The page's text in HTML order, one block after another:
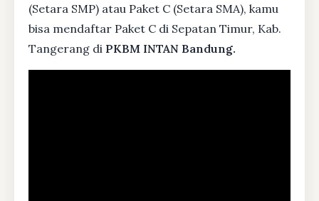
(Setara SMP) atau Paket C (Setara SMA), kamu
bisa mendaftar Paket C di Sepatan Timur, Kab.
Tangerang di PKBM INTAN Bandung.